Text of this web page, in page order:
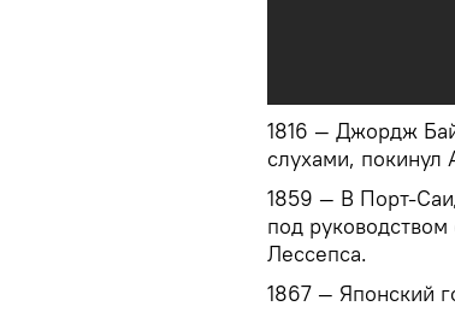
1816 — Джордж
слухами, покинул
1859 — В Порт-
под
Лессепса.
1867 — Японский